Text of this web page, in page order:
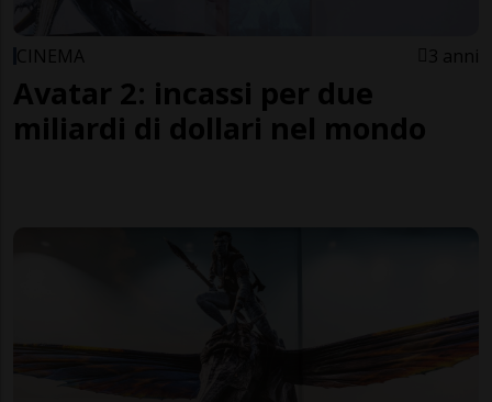
CINEMA 3 anni
Avatar 2: incassi per due
miliardi di dollari nel mondo